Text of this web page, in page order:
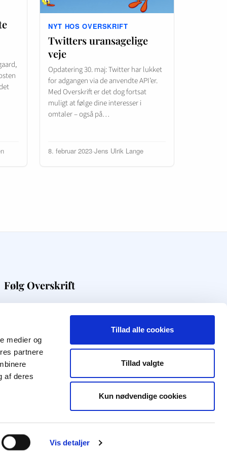
medier og
partnere
af deres
Vis detaljer
Tillad alle cookies
Tillad valgte
Kun nødvendige cookies
NYT HOS OVERSKRIFT
Twitters uransagelige
veje
Opdatering 30. maj: Twitter har lukket
for adgangen via de anvendte API’er.
Med Overskrift er det dog fortsat
muligt at følge dine interesser i
omtaler – også på…
8. februar 2023·Jens Ulrik Lange
Følg Overskrift
Få digital viden direkte i din indbakke
Modtag nyhedsbrev
f q